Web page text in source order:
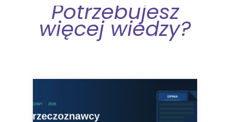
Potrzebujesz
więcej wiedzy?